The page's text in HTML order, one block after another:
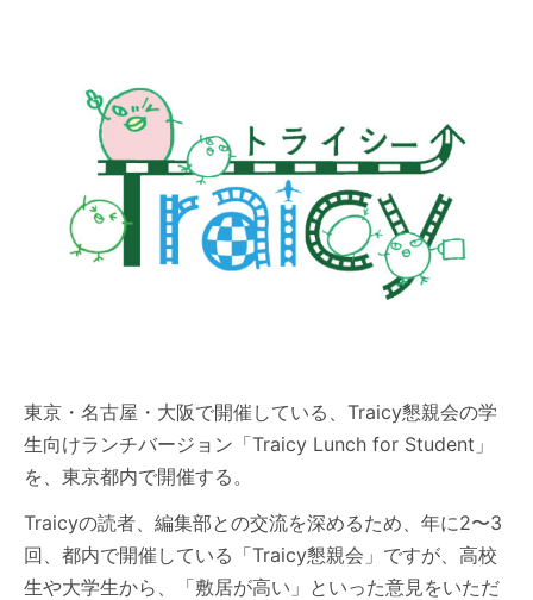
東京・名古屋・大阪で開催している、Traicy懇親会の学
生向けランチバージョン「Traicy Lunch for Student」
を、東京都内で開催する。
Traicyの読者、編集部との交流を深めるため、年に2〜3
回、都内で開催している「Traicy懇親会」ですが、高校
生や大学生から、「敷居が高い」といった意見をいただ